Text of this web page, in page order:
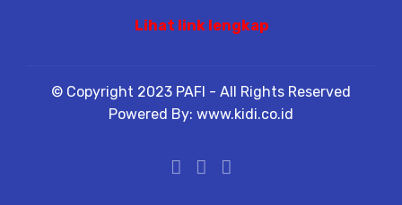
Lihat link lengkap
© Copyright 2023 PAFI - All Rights Reserved
Powered By: www.kidi.co.id